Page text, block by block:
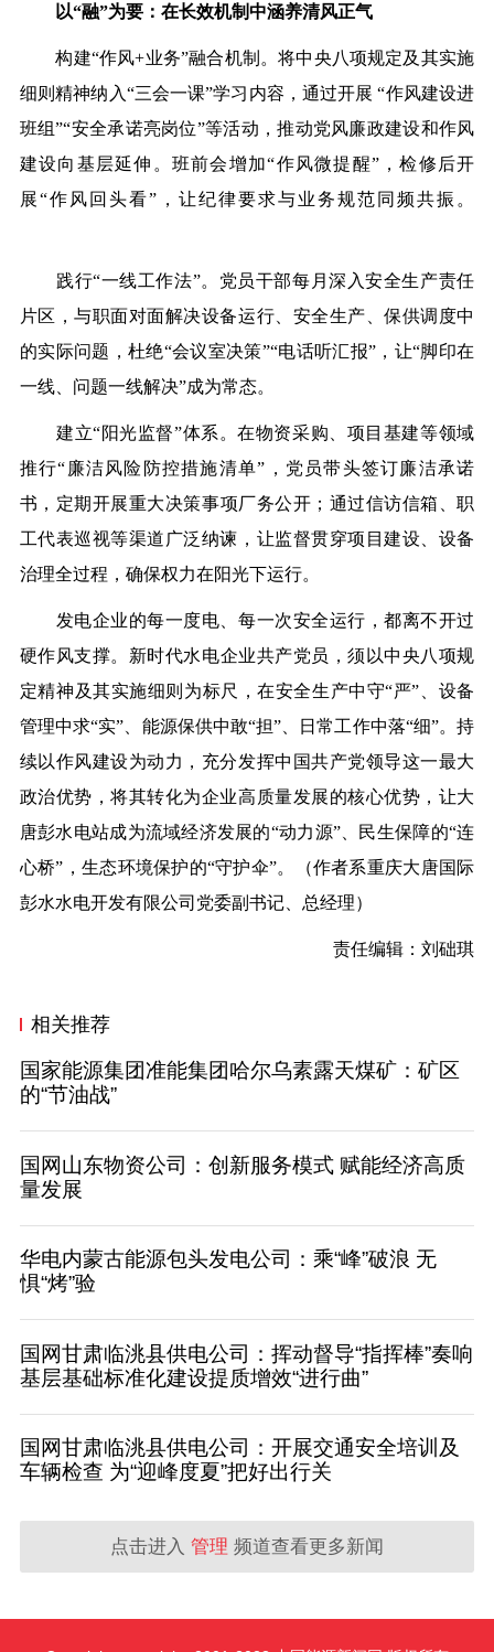
以“融”为要：在长效机制中涵养清风正气
构建“作风+业务”融合机制。将中央八项规定及其实施
细则精神纳入“三会一课”学习内容，通过开展 “作风建设进
班组”“安全承诺亮岗位”等活动，推动党风廉政建设和作风
建设向基层延伸。 班前会增加“作风微提醒”，检修后开
展“作风回头看”，让纪律要求与业务规范同频共振。
践行“一线工作法”。 党 员干部每月深入安全生产责任
片区，与职面对面解决设备运行、安全生产 、保供调度中
的实际问题，杜绝“会议室决策”“电话听汇报”，让“脚印在
一线、问题一线解决”成为常态。
建立“阳光监督”体系。在物资采购、项目基建等领域
推行“廉洁风险防控措施清单”， 党 员带头签订廉洁承诺
书 ，定期开展重大决策事项厂务公开；通过信访信箱、职
工代表巡视等渠道广泛纳谏，让监督贯穿项目建设、设备
治理全过程，确保权力在阳光下运行。
发电企业的每一度电、每一次安全运行，都离不开过
硬作风支撑。 新时代水电企业共产党 员，须以中央八项规
定精神及其实施细则为标尺，在安全生产中守“严”、设备
管理中求“实”、能源保供中敢“担”、日常工作中落“细”。持
续以作风建设为动力，充分发挥中国共产党领导这一最大
政治优势，将其转化为企业高质量发展的核心优势， 让大
唐彭水电站成为流域经济发展的“动力源”、民生保障的“连
心桥”，生态环境保护的“守护伞”。
（作者系重庆大唐国际
彭水水电开发有限公司 党委副 书记、 总经理）
责任编辑：刘础琪
相关推荐
国家能源集团准能集团哈尔乌素露天煤矿：矿区
的“节油战”
国网山东物资公司：创新服务模式 赋能经济高质
量发展
华电内蒙古能源包头发电公司：乘“峰”破浪 无
惧“烤”验
国网甘肃临洮县供电公司：挥动督导“指挥棒”奏响
基层基础标准化建设提质增效“进行曲”
国网甘肃临洮县供电公司：开展交通安全培训及
车辆检查 为“迎峰度夏”把好出行关
点击进入 管理 频道查看更多新闻